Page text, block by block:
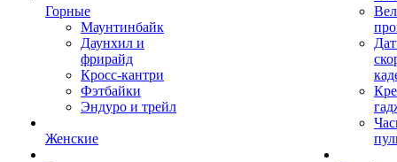
Горные
Маунтинбайк
Даунхил и
фрирайд
Кросс-кантри
Фэтбайки
Эндуро и трейл
Женские